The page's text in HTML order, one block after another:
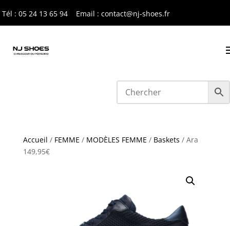
Tél : 05 24 13 65 94 Email : contact@nj-shoes.fr
Accueil / FEMME / MODÈLES FEMME / Baskets / Ara
149,95€